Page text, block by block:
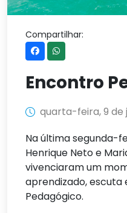
Compartilhar:
Encontro
quarta-feira, 9 de
Na última segunda-
Henrique Neto e
vivenciaram um
aprendizado,
Pedagógico.